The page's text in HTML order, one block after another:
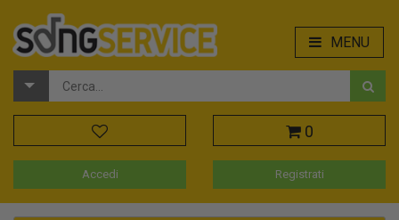
MENU
0
Accedi Registrati